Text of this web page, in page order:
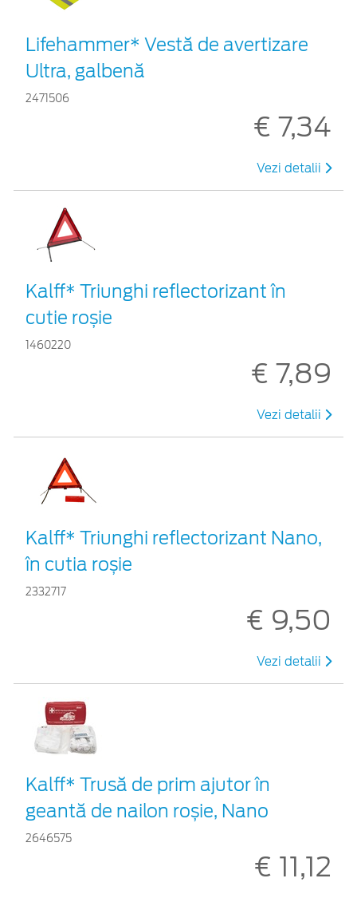
Lifehammer* Vestă de avertizare
Ultra, galbenă
2471506
€ 7,34
Vezi detalii
Kalff* Triunghi reflectorizant în
cutie roșie
1460220
€ 7,89
Vezi detalii
Kalff* Triunghi reflectorizant Nano,
în cutia roșie
2332717
€ 9,50
Vezi detalii
Kalff* Trusă de prim ajutor în
geantă de nailon roșie, Nano
2646575
€ 11,12